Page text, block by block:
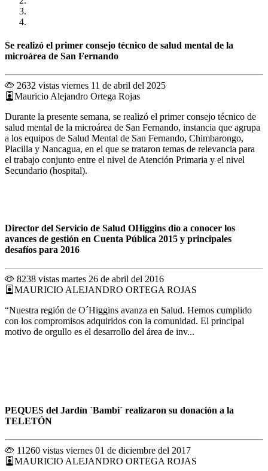
Se realizó el primer consejo técnico de salud mental de la
microárea de San Fernando
2632 vistas viernes 11 de abril del 2025
Mauricio Alejandro Ortega Rojas
Durante la presente semana, se realizó el primer consejo técnico de
salud mental de la microárea de San Fernando, instancia que agrupa
a los equipos de Salud Mental de San Fernando, Chimbarongo,
Placilla y Nancagua, en el que se trataron temas de relevancia para
el trabajo conjunto entre el nivel de Atención Primaria y el nivel
Secundario (hospital).
Director del Servicio de Salud OHiggins dio a conocer los
avances de gestión en Cuenta Pública 2015 y principales
desafíos para 2016
8238 vistas martes 26 de abril del 2016
MAURICIO ALEJANDRO ORTEGA ROJAS
“Nuestra región de O´Higgins avanza en Salud. Hemos cumplido
con los compromisos adquiridos con la comunidad. El principal
motivo de orgullo es el desarrollo del área de inv...
PEQUES del Jardín `Bambi´ realizaron su donación a la
TELETÓN
11260 vistas viernes 01 de diciembre del 2017
MAURICIO ALEJANDRO ORTEGA ROJAS